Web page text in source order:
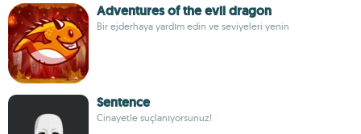
Adventures of the evil dragon
Bir ejderhaya yardım edin ve seviyeleri yenin
Sentence
Cinayetle suçlanıyorsunuz!